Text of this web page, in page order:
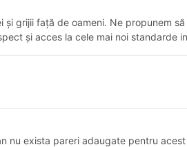
grijii față de oameni. Ne propunem
și acces la cele mai noi standarde
nu exista pareri adaugate pentru